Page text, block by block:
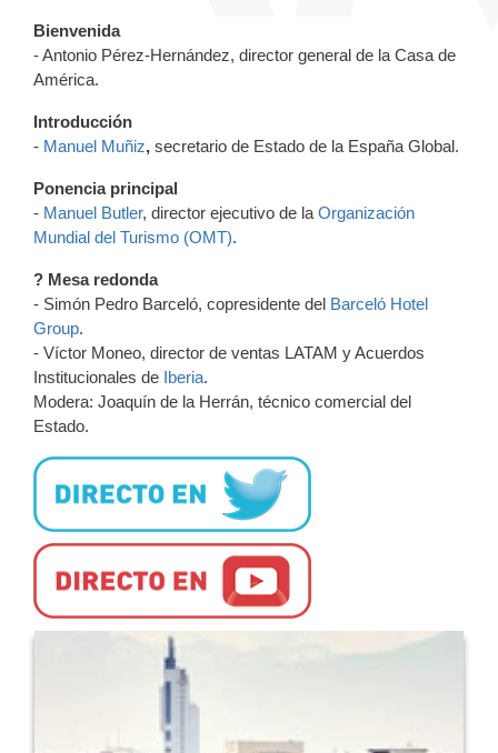
Bienvenida
- Antonio Pérez-Hernández, director general de la Casa de
América.
Introducción
- Manuel Muñiz, secretario de Estado de la España Global.
Ponencia principal
- Manuel Butler, director ejecutivo de la Organización
Mundial del Turismo (OMT).
? Mesa redonda
- Simón Pedro Barceló, copresidente del Barceló Hotel
Group.
- Víctor Moneo, director de ventas LATAM y Acuerdos
Institucionales de Iberia.
Modera: Joaquín de la Herrán, técnico comercial del
Estado.